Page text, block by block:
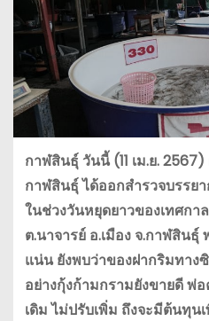
กาฬสินธุ์ วันนี้ (11 เม.ย.
กาฬสินธุ์ ได้ออกสำรวจบรรย
ในช่วงวันหยุดยาวของเทศกา
ต.นาจารย์ อ.เมือง จ.กาฬสินธุ์
แน่น ยังพบว่าของฝากริมทาง
อย่างกุ้งก้ามกรามยังขายดี พ่
เดิม ไม่ปรับเพิ่ม ถึงจะมีต้นทุ